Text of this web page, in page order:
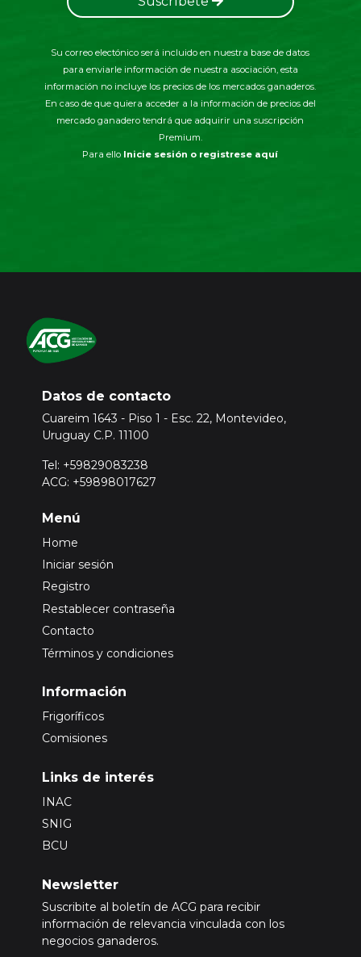
Su correo electónico será incluido en nuestra base de datos
para enviarle información de nuestra asociación, esta
información no incluye los precios de los mercados ganaderos.
En caso de que quiera acceder a la información de precios del
mercado ganadero tendrá que adquirir una suscripción
Premium.
Para ello Inicie sesión o registrese aquí
Datos de contacto
Cuareim 1643 - Piso 1 - Esc. 22, Montevideo,
Uruguay C.P. 11100
Tel: +59829083238
ACG: +59898017627
Menú
Home
Iniciar sesión
Registro
Restablecer contraseña
Contacto
Términos y condiciones
Información
Frigoríficos
Comisiones
Links de interés
INAC
SNIG
BCU
Newsletter
Suscribite al boletín de ACG para recibir
información de relevancia vinculada con los
negocios ganaderos.